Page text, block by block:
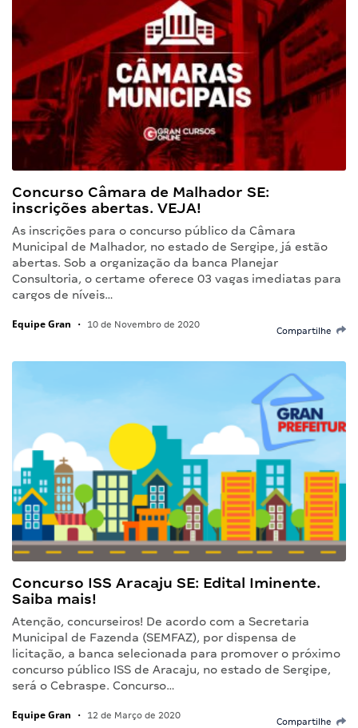
Concurso Câmara de Malhador SE:
inscrições abertas. VEJA!
As inscrições para o concurso público da Câmara
Municipal de Malhador, no estado de Sergipe, já estão
abertas. Sob a organização da banca Planejar
Consultoria, o certame oferece 03 vagas imediatas para
cargos de níveis…
Equipe Gran • 10 de Novembro de 2020
Compartilhe
Concurso ISS Aracaju SE: Edital Iminente.
Saiba mais!
Atenção, concurseiros! De acordo com a Secretaria
Municipal de Fazenda (SEMFAZ), por dispensa de
licitação, a banca selecionada para promover o próximo
concurso público ISS de Aracaju, no estado de Sergipe,
será o Cebraspe. Concurso…
Equipe Gran • 12 de Março de 2020
Compartilhe